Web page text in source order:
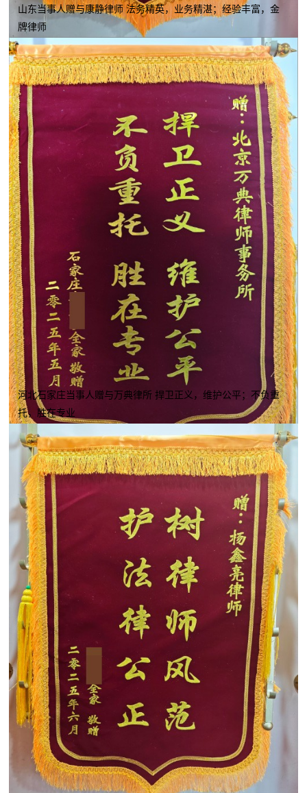
山东当事人赠与康静律师 法务精英，业务精湛；经验丰富，金
牌律师
河北石家庄当事人赠与万典律所 捍卫正义，维护公平；不负重
托，胜在专业